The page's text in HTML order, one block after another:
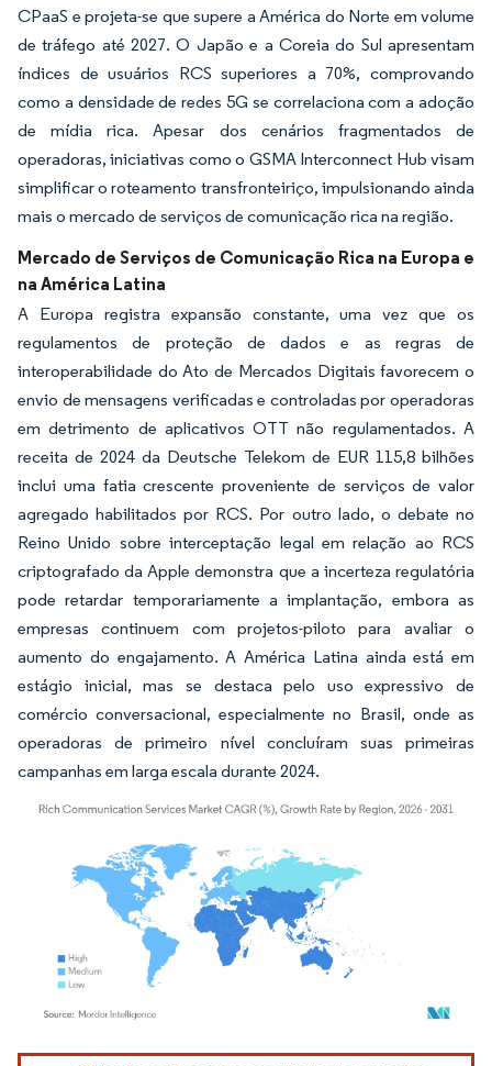
CPaaS e projeta-se que supere a América do Norte em volume
de tráfego até 2027. O Japão e a Coreia do Sul apresentam
índices de usuários RCS superiores a 70%, comprovando
como a densidade de redes 5G se correlaciona com a adoção
de mídia rica. Apesar dos cenários fragmentados de
operadoras, iniciativas como o GSMA Interconnect Hub visam
simplificar o roteamento transfronteiriço, impulsionando ainda
mais o mercado de serviços de comunicação rica na região.
Mercado de Serviços de Comunicação Rica na Europa e
na América Latina
A Europa registra expansão constante, uma vez que os
regulamentos de proteção de dados e as regras de
interoperabilidade do Ato de Mercados Digitais favorecem o
envio de mensagens verificadas e controladas por operadoras
em detrimento de aplicativos OTT não regulamentados. A
receita de 2024 da Deutsche Telekom de EUR 115,8 bilhões
inclui uma fatia crescente proveniente de serviços de valor
agregado habilitados por RCS. Por outro lado, o debate no
Reino Unido sobre interceptação legal em relação ao RCS
criptografado da Apple demonstra que a incerteza regulatória
pode retardar temporariamente a implantação, embora as
empresas continuem com projetos-piloto para avaliar o
aumento do engajamento. A América Latina ainda está em
estágio inicial, mas se destaca pelo uso expressivo de
comércio conversacional, especialmente no Brasil, onde as
operadoras de primeiro nível concluíram suas primeiras
campanhas em larga escala durante 2024.
Imagem © Mordor Intelligence. O reuso requer atribuição conforme CC BY 4.0.